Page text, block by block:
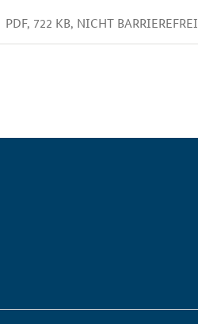
PDF, 722 KB, NICHT BARRIEREFREI